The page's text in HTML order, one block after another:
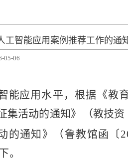
工智能应用案例推荐工作的通
05-06
能应用水平，根据《教
集活动的通知》 （教技资
的通知》（鲁教馆函〔
。